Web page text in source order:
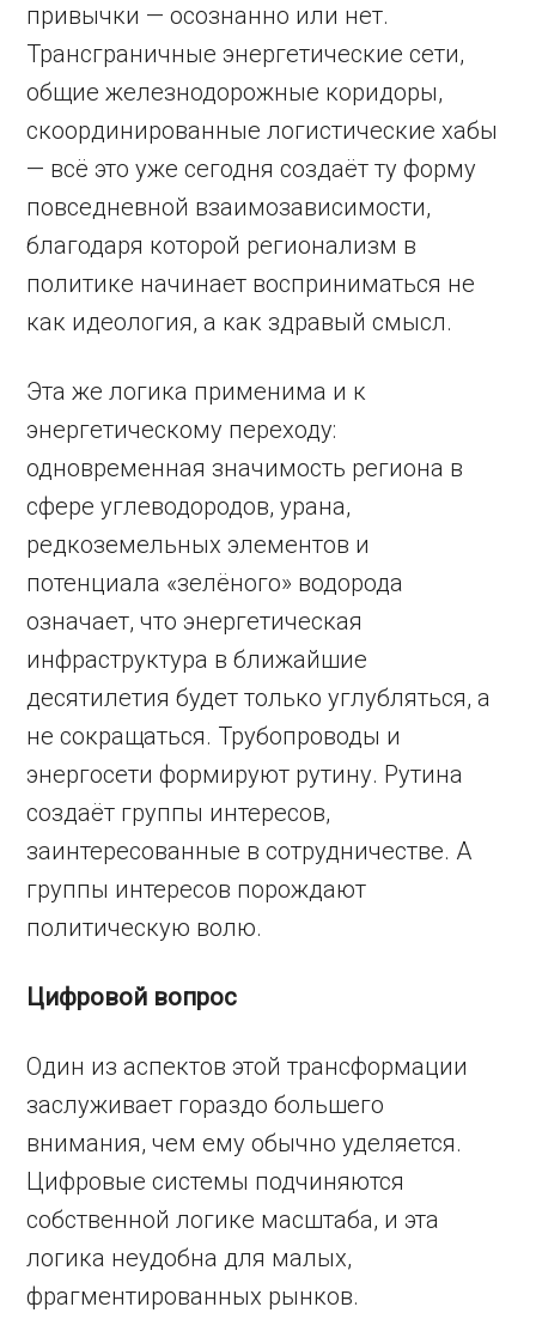
привычки — осознанно или нет.
Трансграничные энергетические сети,
общие железнодорожные коридоры,
скоординированные логистические хабы
— всё это уже сегодня создаёт ту форму
повседневной взаимозависимости,
благодаря которой регионализм в
политике начинает восприниматься не
как идеология, а как здравый смысл.
Эта же логика применима и к
энергетическому переходу:
одновременная значимость региона в
сфере углеводородов, урана,
редкоземельных элементов и
потенциала «зелёного» водорода
означает, что энергетическая
инфраструктура в ближайшие
десятилетия будет только углубляться, а
не сокращаться. Трубопроводы и
энергосети формируют рутину. Рутина
создаёт группы интересов,
заинтересованные в сотрудничестве. А
группы интересов порождают
политическую волю.
Цифровой вопрос
Один из аспектов этой трансформации
заслуживает гораздо большего
внимания, чем ему обычно уделяется.
Цифровые системы подчиняются
собственной логике масштаба, и эта
логика неудобна для малых,
фрагментированных рынков.